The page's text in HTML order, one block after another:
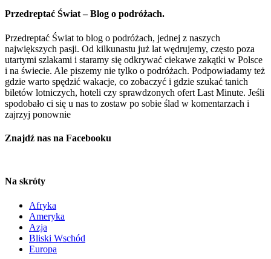
Przedreptać Świat – Blog o podróżach.
Przedreptać Świat to blog o podróżach, jednej z naszych
największych pasji. Od kilkunastu już lat wędrujemy, często poza
utartymi szlakami i staramy się odkrywać ciekawe zakątki w Polsce
i na świecie. Ale piszemy nie tylko o podróżach. Podpowiadamy też
gdzie warto spędzić wakacje, co zobaczyć i gdzie szukać tanich
biletów lotniczych, hoteli czy sprawdzonych ofert Last Minute. Jeśli
spodobało ci się u nas to zostaw po sobie ślad w komentarzach i
zajrzyj ponownie
Znajdź nas na Facebooku
Na skróty
Afryka
Ameryka
Azja
Bliski Wschód
Europa